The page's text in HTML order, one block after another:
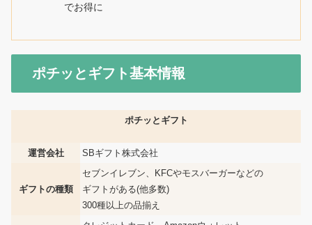
でお得に
ポチッとギフト基本情報
ポチッとギフト
運営会社 SBギフト株式会社
ギフトの種類
セブンイレブン、KFCやモスバーガーなどの
ギフトがある(他多数)
300種以上の品揃え